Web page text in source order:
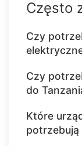
Często
Czy
Czy
do
Które